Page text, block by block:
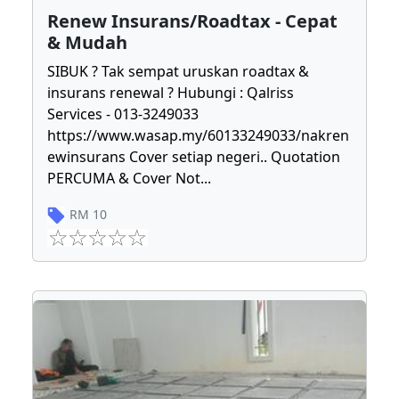
Renew Insurans/Roadtax - Cepat
& Mudah
SIBUK ? Tak sempat uruskan roadtax &
insurans renewal ? Hubungi : Qalriss
Services - 013-3249033
https://www.wasap.my/60133249033/nakren
ewinsurans Cover setiap negeri.. Quotation
PERCUMA & Cover Not...
RM 10